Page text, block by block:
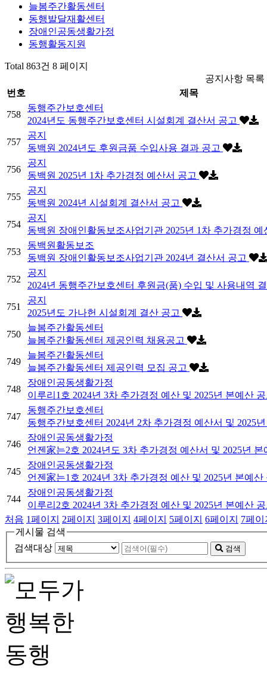
늘봄주간활동센터
동행발달재활센터
장애인공동생활가정
동행활동지원
Total 863건 8 페이지
공지사항 목록
번호
제목
758
동행주간보호센터
2024년도 동행주간보호센터 시설회계 결산서 공고
757
공지
동백원 2024년도 후원금품 수입사용 결과 공고
756
공지
동백원 2025년 1차 추가경정 예산서 공고
755
공지
동백원 2024년 시설회계 결산서 공고
754
공지
동백원 장애인활동보조사업기관 2025년 1차 추가경정
753
동백원활동보조
동백원 장애인활동보조사업기관 2024년 결산서 공고
752
공지
2024년 동행주간보호센터 후원금(품) 수입 및 사용내역
751
공지
2025년도 가나헌 시설회계 결산 공고
750
늘봄주간활동센터
늘봄주간활동센터 제공인력 채용공고
749
늘봄주간활동센터
늘봄주간활동센터 제공인력 모집 공고
748
장애인공동생활가정
이루리1호 2024년 3차 추가경정 예산 및 2025년 본예산
747
동행주간보호센터
동행주간보호센터 2024년 2차 추가경정 예산서 및 2025
746
장애인공동생활가정
언젠家는2호 2024년도 3차 추가경정 예산서 및 2025년
745
장애인공동생활가정
언젠家는1호 2024년 3차 추가경정 예산 및 2025년 본예
744
장애인공동생활가정
이루리2호 2024년 3차 추가경정 예산 및 2025년 본예산
처음 1페이지 2페이지 3페이지 4페이지 5페이지 6페이지 7페이
게시물 검색
검색대상
검색